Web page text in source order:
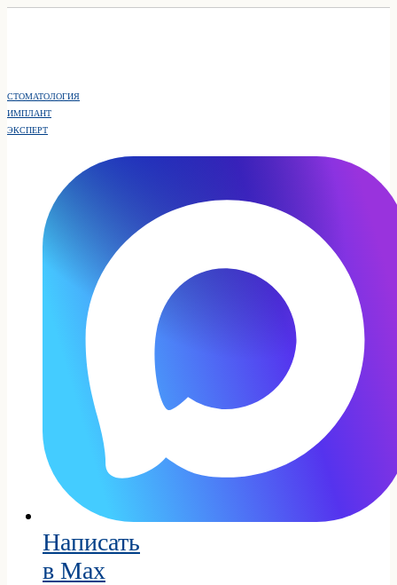
СТОМАТОЛОГИЯ
ИМПЛАНТ
ЭКСПЕРТ
Написать
в Max